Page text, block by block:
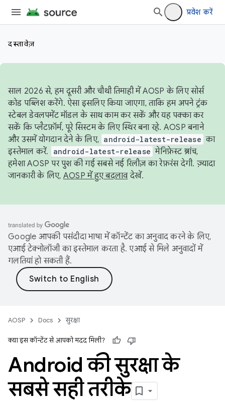
प्रवेश करें
दस्तावेज़
साल 2026 से, हम दूसरी और चौथी तिमाही में AOSP के लिए सोर्स
कोड पब्लिश करेंगे. ऐसा इसलिए किया जाएगा, ताकि हम अपने ट्रंक
स्टेबल डेवलपमेंट मॉडल के साथ काम कर सकें और यह पक्का कर
सकें कि प्लैटफ़ॉर्म, पूरे सिस्टम के लिए स्थिर बना रहे. AOSP बनाने
और उसमें योगदान देने के लिए, android-latest-release का
इस्तेमाल करें.
android-latest-release मेनिफ़ेस्ट ब्रांच,
हमेशा AOSP पर पुश की गई सबसे नई रिलीज़ का रेफ़रंस देगी. ज़्यादा
जानकारी के लिए, AOSP में हुए बदलावदेखें.
Google आपकी पसंदीदा भाषा में कॉन्टेंट का अनुवाद करने के लिए,
एआई टेक्नोलॉजी का इस्तेमाल करता है. एआई से मिले अनुवादों में
गलतियां हो सकती हैं.
AOSP Docs सुरक्षा
क्या इस कॉन्टेंट से आपको मदद मिली?
Android की सुरक्षा के
सबसे सही तरीके